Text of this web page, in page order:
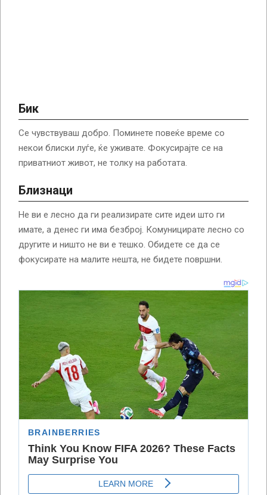
Бик
Се чувствуваш добро. Поминете повеќе време со
некои блиски луѓе, ќе уживате. Фокусирајте се на
приватниот живот, не толку на работата.
Близнаци
Не ви е лесно да ги реализирате сите идеи што ги
имате, а денес ги има безброј. Комуницирате лесно со
другите и ништо не ви е тешко. Обидете се да се
фокусирате на малите нешта, не бидете површни.